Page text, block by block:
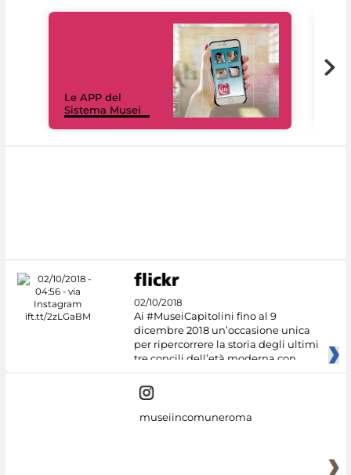
Le APP del
Sistema Musei
02/10/2018
Ai #MuseiCapitolini fino al 9
dicembre 2018 un’occasione unica
per ripercorrere la storia degli ultimi
tre concili dell’età moderna con
museiincomuneroma